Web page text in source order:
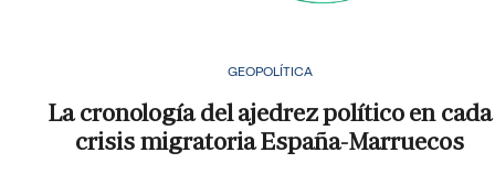
GEOPOLÍTICA
La cronología del ajedrez político en cada
crisis migratoria España-Marruecos